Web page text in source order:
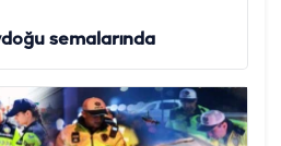
semalarında